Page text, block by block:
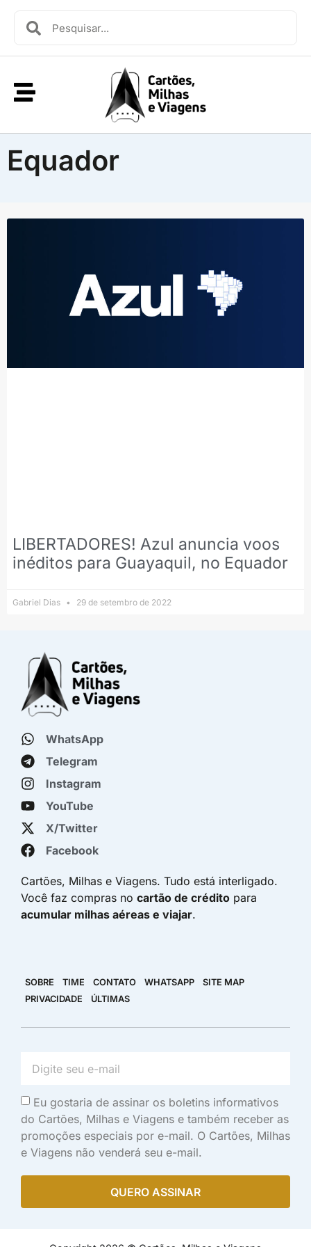
Equador
LIBERTADORES! Azul anuncia voos
inéditos para Guayaquil, no Equador
Gabriel Dias 29 de setembro de 2022
WhatsApp
Telegram
Instagram
YouTube
X/Twitter
Facebook
Cartões, Milhas e Viagens. Tudo está interligado.
Você faz compras no cartão de crédito para
acumular milhas aéreas e viajar.
SOBRE TIME CONTATO WHATSAPP
SITE MAP
PRIVACIDADE
ÚLTIMAS
Eu gostaria de assinar os boletins informativos
do Cartões, Milhas e Viagens e também receber as
promoções especiais por e-mail. O Cartões, Milhas
e Viagens não venderá seu e-mail.
QUERO ASSINAR